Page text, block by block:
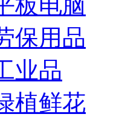
保用品
业品
植鲜花